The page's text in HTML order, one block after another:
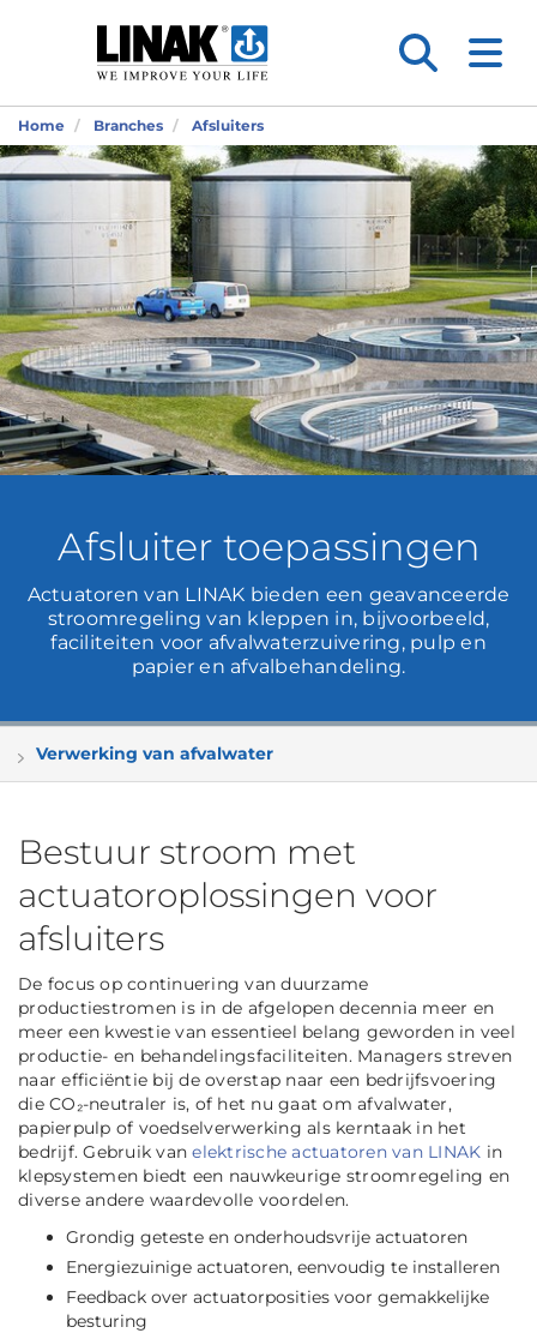
Home Branches Afsluiters
Afsluiter toepassingen
Actuatoren van LINAK bieden een geavanceerde
stroomregeling van kleppen in, bijvoorbeeld,
faciliteiten voor afvalwaterzuivering, pulp en
papier en afvalbehandeling.
Verwerking van afvalwater
Bestuur stroom met
actuatoroplossingen voor
afsluiters
De focus op continuering van duurzame
productiestromen is in de afgelopen decennia meer en
meer een kwestie van essentieel belang geworden in veel
productie- en behandelingsfaciliteiten. Managers streven
naar efficiëntie bij de overstap naar een bedrijfsvoering
die CO₂-neutraler is, of het nu gaat om afvalwater,
papierpulp of voedselverwerking als kerntaak in het
bedrijf. Gebruik vanelektrische actuatoren van LINAK in
klepsystemen biedt een nauwkeurige stroomregeling en
diverse andere waardevolle voordelen.
Grondig geteste en onderhoudsvrije actuatoren
Energiezuinige actuatoren, eenvoudig te installeren
Feedback over actuatorposities voor gemakkelijke
besturing